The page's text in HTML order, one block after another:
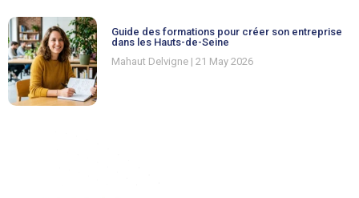
Guide des formations pour créer son entreprise
dans les Hauts-de-Seine
Mahaut Delvigne 21 May 2026